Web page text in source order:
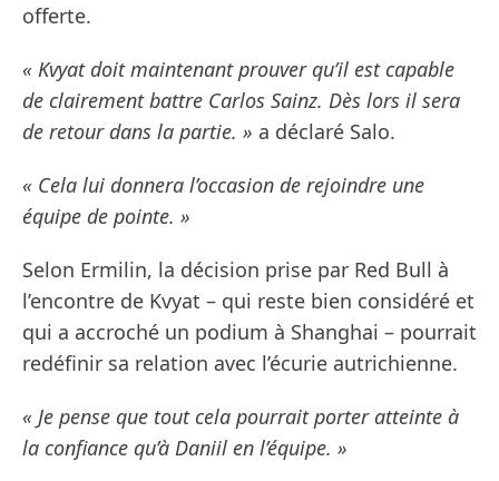
offerte.
« Kvyat doit maintenant prouver qu’il est capable
de clairement battre Carlos Sainz. Dès lors il sera
de retour dans la partie. » a déclaré Salo.
« Cela lui donnera l’occasion de rejoindre une
équipe de pointe. »
Selon Ermilin, la décision prise par Red Bull à
l’encontre de Kvyat – qui reste bien considéré et
qui a accroché un podium à Shanghai – pourrait
redéfinir sa relation avec l’écurie autrichienne.
« Je pense que tout cela pourrait porter atteinte à
la confiance qu’à Daniil en l’équipe. »